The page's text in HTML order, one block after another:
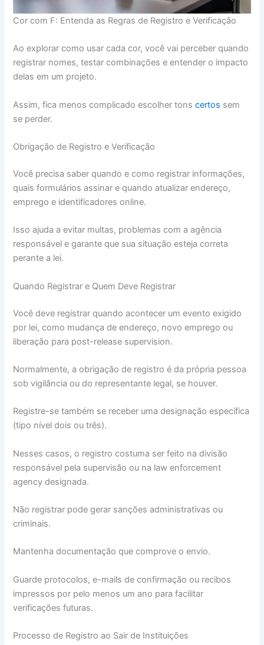
Cor com F: Entenda as Regras de Registro e Verificação
Ao explorar como usar cada cor, você vai perceber quando
registrar nomes, testar combinações e entender o impacto
delas em um projeto.
Assim, fica menos complicado escolher tonscertos sem
se perder.
Obrigação de Registro e Verificação
Você precisa saber quando e como registrar informações,
quais formulários assinar e quando atualizar endereço,
emprego e identificadores online.
Isso ajuda a evitar multas, problemas com a agência
responsável e garante que sua situação esteja correta
perante a lei.
Quando Registrar e Quem Deve Registrar
Você deve registrar quando acontecer um evento exigido
por lei, como mudança de endereço, novo emprego ou
liberação para post-release supervision.
Normalmente, a obrigação de registro é da própria pessoa
sob vigilância ou do representante legal, se houver.
Registre-se também se receber uma designação específica
(tipo nível dois ou três).
Nesses casos, o registro costuma ser feito na divisão
responsável pela supervisão ou na law enforcement
agency designada.
Não registrar pode gerar sanções administrativas ou
criminais.
Mantenha documentação que comprove o envio.
Guarde protocolos, e-mails de confirmação ou recibos
impressos por pelo menos um ano para facilitar
verificações futuras.
Processo de Registro ao Sair de Instituições